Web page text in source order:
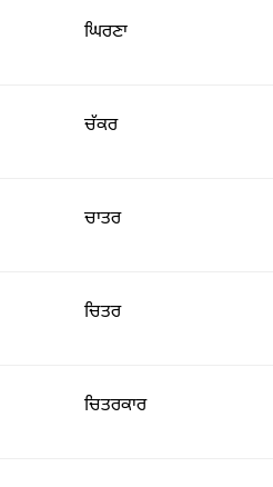
ਘਿਰਣਾ
ਚੱਕਰ
ਚਾਤਰ
ਚਿਤਰ
ਚਿਤਰਕਾਰ